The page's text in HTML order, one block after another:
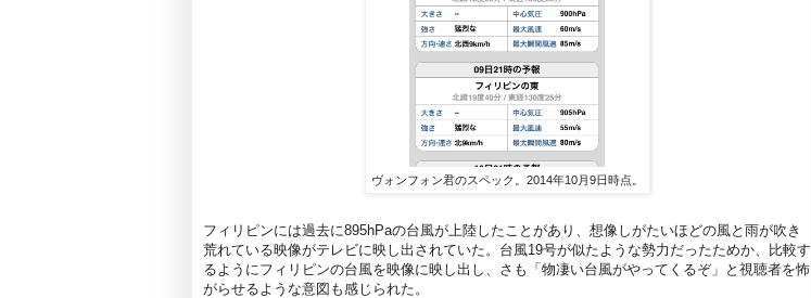
ヴォンフォン君のスペック。2014年10月9日時点。
フィリピンには過去に895hPaの台風が上陸したことがあり、想像しがたいほどの風と雨が吹き
荒れている映像がテレビに映し出されていた。台風19号が似たような勢力だったためか、比較す
るようにフィリピンの台風を映像に映し出し、さも「物凄い台風がやってくるぞ」と視聴者を怖
がらせるような意図も感じられた。